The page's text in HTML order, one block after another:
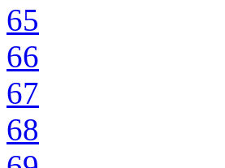
65
66
67
68